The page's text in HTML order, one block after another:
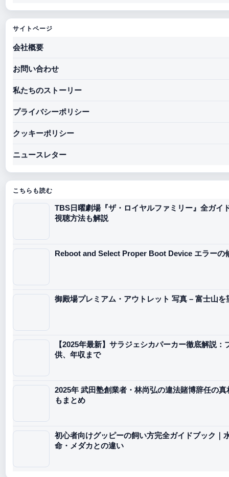
サイトページ
会社概要
お問い合わせ
私たちのストーリー
プライバシーポリシー
クッキーポリシー
ニュースレター
こちらも読む
TBS日曜劇場『ザ・ロイヤルファミリー』全ガイ
視聴方法も解説
Reboot and Select Proper Boot Device エラーの
御殿場プレミアム・アウトレット 写真 – 富士山
【2025年最新】サラジェシカパーカー徹底解説
供、年収まで
2025年 武田塾創業者・林尚弘の違法賭博辞任の
もまとめ
初心者向けグッピーの飼い方完全ガイドブック｜
命・メダカとの違い